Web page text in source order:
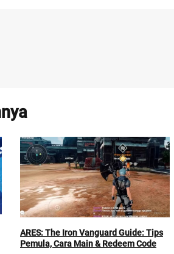
ARES: The Iron Vanguard Guide: Tips
Pemula, Cara Main & Redeem Code